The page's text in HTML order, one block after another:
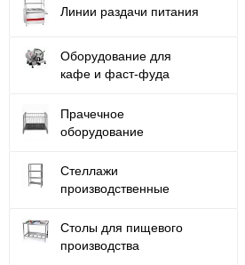
Линии раздачи питания
Оборудование для
кафе и фаст-фуда
Прачечное
оборудование
Стеллажи
производственные
Столы для пищевого
производства